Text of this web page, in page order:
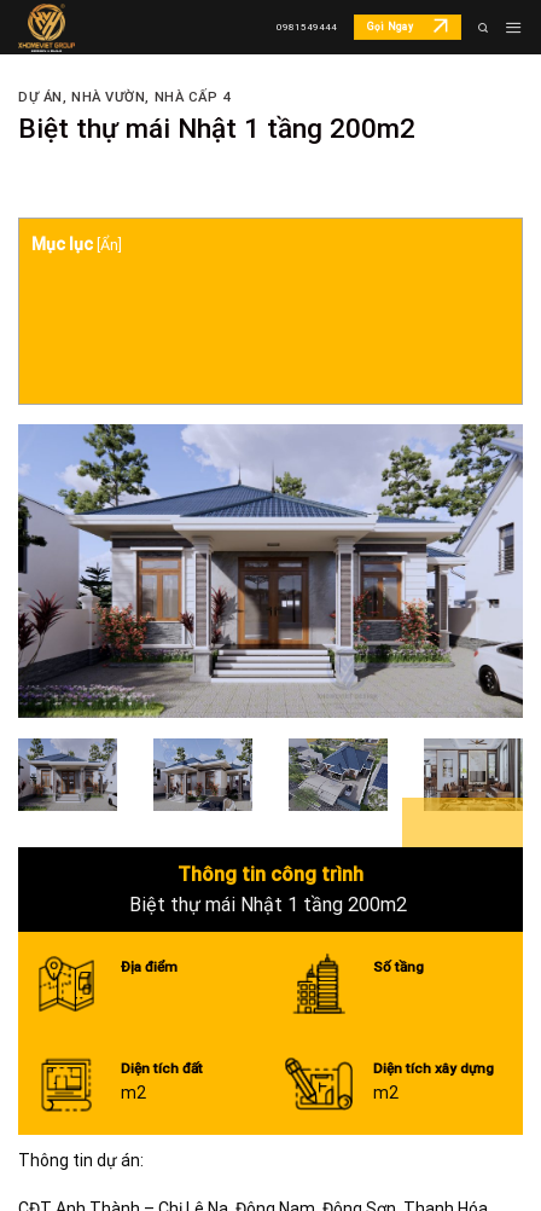
Skip
0981549444 Gọi Ngay
DỰ ÁN, NHÀ VƯỜN, NHÀ CẤP 4
Biệt thự mái Nhật 1 tầng 200m2
Mục lục Ẩn
Thông tin công trình
Biệt thự mái Nhật 1 tầng 200m2
Địa điểm Số tầng
Diện tích đất
m2
Diện tích xây dựng
m2
Thông tin dự án: